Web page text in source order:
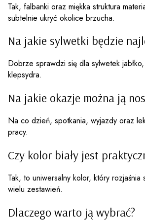
Tak, falbanki oraz miękka struktura
subtelnie ukryć okolice brzucha.
Na jakie sylwetki będzie
Dobrze sprawdzi się dla sylwetek
klepsydra.
Na jakie okazje można ją
Na co dzień, spotkania, wyjazdy oraz
pracy.
Czy kolor biały jest
Tak, to uniwersalny kolor, który rozjaśnia
wielu zestawień.
Dlaczego warto ją wybrać?